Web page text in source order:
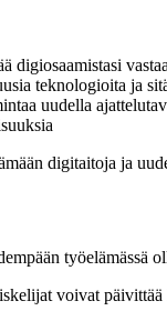
digiosaamistasi
teknologioita ja
uudella
digitaitoja ja
työelämässä
voivat